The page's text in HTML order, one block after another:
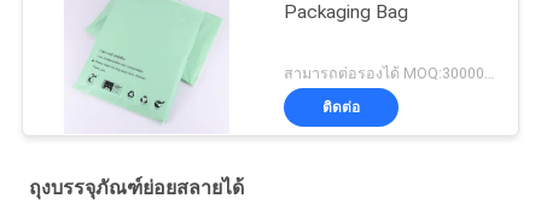
Packaging Bag
ติดต่อ
ถุงบรรจุภัณฑ์ย่อยสลายได้